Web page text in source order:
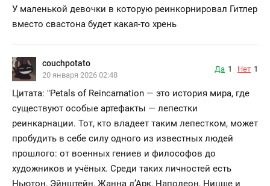
У маленькой девочки в которую реинкорнировал Гитлер
вместо свастона будет какая-то хрень
couchpotato
20 января 2026 02:48
Да 1 Нет 1
Цитата: "Petals of Reincarnation — это история мира, где
существуют особые артефакты — лепестки
реинкарнации. Тот, кто владеет таким лепестком, может
пробудить в себе силу одного из известных людей
прошлого: от военных гениев и философов до
художников и учёных. Среди таких личностей есть
Ньютон, Эйнштейн, Жанна д’Арк, Наполеон, Ницше и